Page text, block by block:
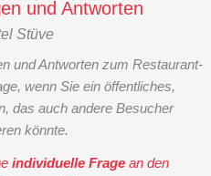
und Antworten
Stüve
und Antworten zum Restaurant-
wenn Sie ein öffentliches,
das auch andere Besucher
könnte.
individuelle Frage an den